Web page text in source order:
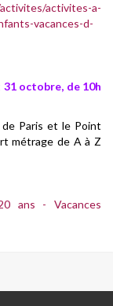
activites-a-
vacances-d-
31 octobre, de 10h
Paris et le Point
métrage de A à Z
ans - Vacances